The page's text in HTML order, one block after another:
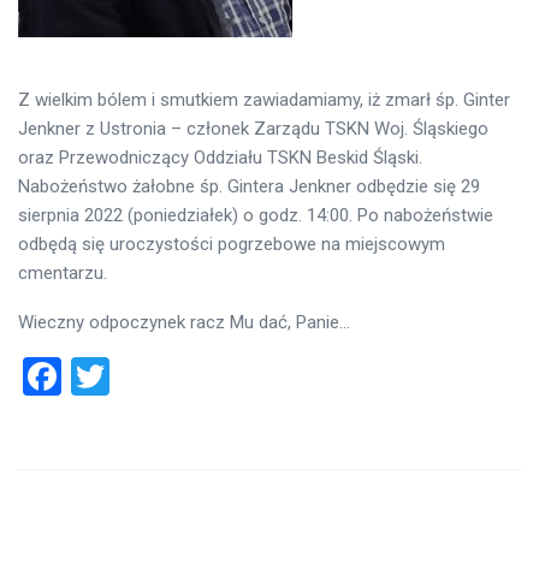
Z wielkim bólem i smutkiem zawiadamiamy, iż zmarł śp. Ginter
Jenkner z Ustronia – członek Zarządu TSKN Woj. Śląskiego
oraz Przewodniczący Oddziału TSKN Beskid Śląski.
Nabożeństwo żałobne śp. Gintera Jenkner odbędzie się 29
sierpnia 2022 (poniedziałek) o godz. 14:00. Po nabożeństwie
odbędą się uroczystości pogrzebowe na miejscowym
cmentarzu.
Wieczny odpoczynek racz Mu dać, Panie…
Facebook